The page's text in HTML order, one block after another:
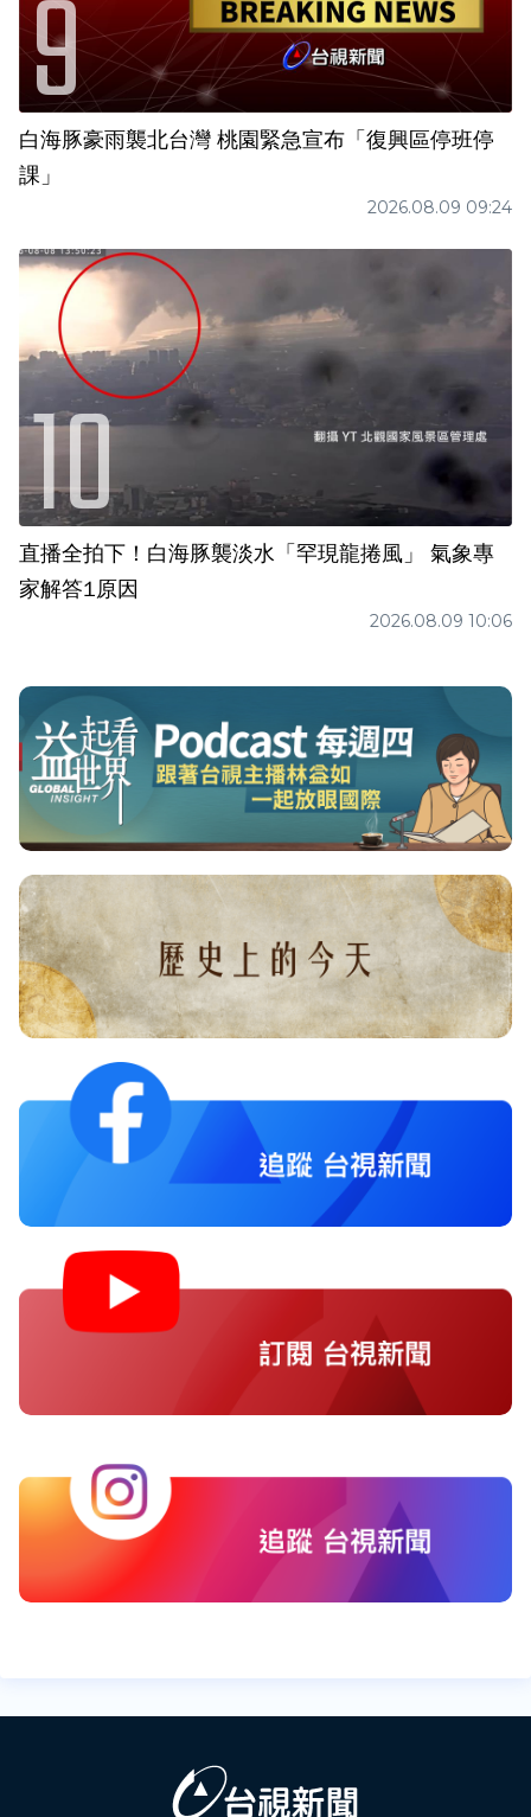
白海豚豪雨襲北台灣 桃園緊急宣布「復興區停班停
課」
2026.08.09 09:24
直播全拍下！白海豚襲淡水「罕現龍捲風」 氣象專
家解答1原因
2026.08.09 10:06